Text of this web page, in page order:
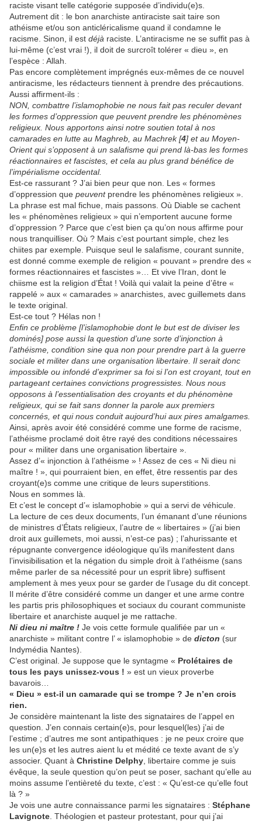
raciste visant telle catégorie supposée d’individu(e)s.
Autrement dit : le bon anarchiste antiraciste sait taire son
athéisme et/ou son anticléricalisme quand il condamne le
racisme. Sinon, il est déjà raciste. L’antiracisme ne se suffit pas à
lui-même (c’est vrai !), il doit de surcroît tolérer « dieu », en
l’espèce : Allah.
Pas encore complètement imprégnés eux-mêmes de ce nouvel
antiracisme, les rédacteurs tiennent à prendre des précautions.
Aussi affirment-ils :
NON, combattre l’islamophobie ne nous fait pas reculer devant
les formes d’oppression que peuvent prendre les phénomènes
religieux. Nous apportons ainsi notre soutien total à nos
camarades en lutte au Maghreb, au Machrek [4] et au Moyen-
Orient qui s’opposent à un salafisme qui prend là-bas les formes
réactionnaires et fascistes, et cela au plus grand bénéfice de
l’impérialisme occidental.
Est-ce rassurant ? J’ai bien peur que non. Les « formes
d’oppression que peuventprendre les phénomènes religieux ».
La phrase est mal fichue, mais passons. Où Diable se cachent
les « phénomènes religieux » qui n’emportent aucune forme
d’oppression ? Parce que c’est bien ça qu’on nous affirme pour
nous tranquilliser. Où ? Mais c’est pourtant simple, chez les
chiites par exemple. Puisque seul le salafisme, courant sunnite,
est donné comme exemple de religion « pouvant » prendre des «
formes réactionnaires et fascistes »… Et vive l’Iran, dont le
chiisme est la religion d’État ! Voilà qui valait la peine d’être «
rappelé » aux « camarades » anarchistes, avec guillemets dans
le texte original.
Est-ce tout ? Hélas non !
Enfin ce problème [l’islamophobie dont le but est de diviser les
dominés] pose aussi la question d’une sorte d’injonction à
l’athéisme, condition sine qua non pour prendre part à la guerre
sociale et militer dans une organisation libertaire. Il serait donc
impossible ou infondé d’exprimer sa foi si l’on est croyant, tout en
partageant certaines convictions progressistes. Nous nous
opposons à l’essentialisation des croyants et du phénomène
religieux, qui se fait sans donner la parole aux premiers
concernés, et qui nous conduit aujourd’hui aux pires amalgames.
Ainsi, après avoir été considéré comme une forme de racisme,
l’athéisme proclamé doit être rayé des conditions nécessaires
pour « militer dans une organisation libertaire ».
Assez d’« injonction à l’athéisme » ! Assez de ces « Ni dieu ni
maître ! », qui pourraient bien, en effet, être ressentis par des
croyant(e)s comme une critique de leurs superstitions.
Nous en sommes là.
Et c’est le concept d’« islamophobie » qui a servi de véhicule.
La lecture de ces deux documents, l’un émanant d’une réunions
de ministres d’États religieux, l’autre de « libertaires » (j’ai bien
droit aux guillemets, moi aussi, n’est-ce pas) ; l’ahurissante et
répugnante convergence idéologique qu’ils manifestent dans
l’invisibilisation et la négation du simple droit à l’athéisme (sans
même parler de sa nécessité pour un esprit libre) suffisent
amplement à mes yeux pour se garder de l’usage du dit concept.
Il mérite d’être considéré comme un danger et une arme contre
les partis pris philosophiques et sociaux du courant communiste
libertaire et anarchiste auquel je me rattache.
Ni dieu ni maître ! Je vois cette formule qualifiée par un «
anarchiste » militant contre l’ « islamophobie » de dicton (sur
Indymédia Nantes).
C’est original. Je suppose que le syntagme « Prolétaires de
tous les pays unissez-vous ! » est un vieux proverbe
bavarois…
« Dieu » est-il un camarade qui se trompe ? Je n’en crois
rien.
Je considère maintenant la liste des signataires de l’appel en
question. J’en connais certain(e)s, pour lesquel(les) j’ai de
l’estime ; d’autres me sont antipathiques : je ne peux croire que
les un(e)s et les autres aient lu et médité ce texte avant de s’y
associer. Quant à Christine Delphy , libertaire comme je suis
évêque, la seule question qu’on peut se poser, sachant qu’elle au
moins assume l’entièreté du texte, c’est : « Qu’est-ce qu’elle fout
là ? »
Je vois une autre connaissance parmi les signataires : Stéphane
Lavignote . Théologien et pasteur protestant, pour qui j’ai